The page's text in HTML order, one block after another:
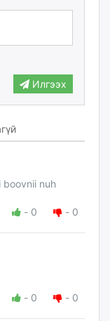
Илгээх
boovnii nuh
- 0 - 0
- 0 - 0